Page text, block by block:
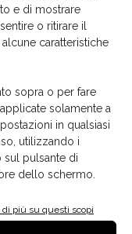
e di mostrare
o ritirare il
caratteristiche
sopra o per fare
solamente a
in qualsiasi
utilizzando i
pulsante di
dello schermo.
di più su questi scopi